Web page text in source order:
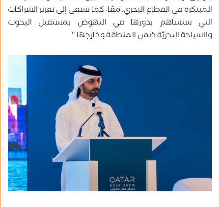
المبتكرة في القطاع البحري. معًا، كما نسعى إلى تعزيز الشراكات
التي ستساهم بدورها في النهوض بمستقبل اليخوت
والسياحة البحريّة ضمن المنطقة وخارجها.”